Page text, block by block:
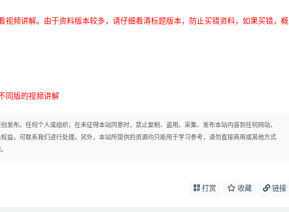
视频讲解。由于资料版本较多，请仔细看清标题版本，防止买错资料，如果买错，概
同版的视频讲解
发布。任何个人或组织，在未征得本站同意时，禁止复制、盗用、采集、发布本站内容到任何网站、
益，可联系我们进行处理。另外，本站所提供的资源均只能用于学习参考，请勿直接商用或其他方式
打赏 收藏 链接